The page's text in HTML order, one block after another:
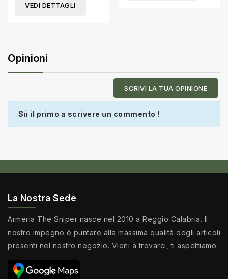
VEDI DETTAGLI
Opinioni
SCRIVI LA TUA OPINIONE
Sii il primo a scrivere un commento !
La Nostra Sede
Armeria The Sniper nasce nel 2010 a Reggio Calabria. Il
nostro impegno è puntare alla massima qualità degli articoli
presenti nel nostro negozio. Vieni a trovarci, ti aspettiamo.